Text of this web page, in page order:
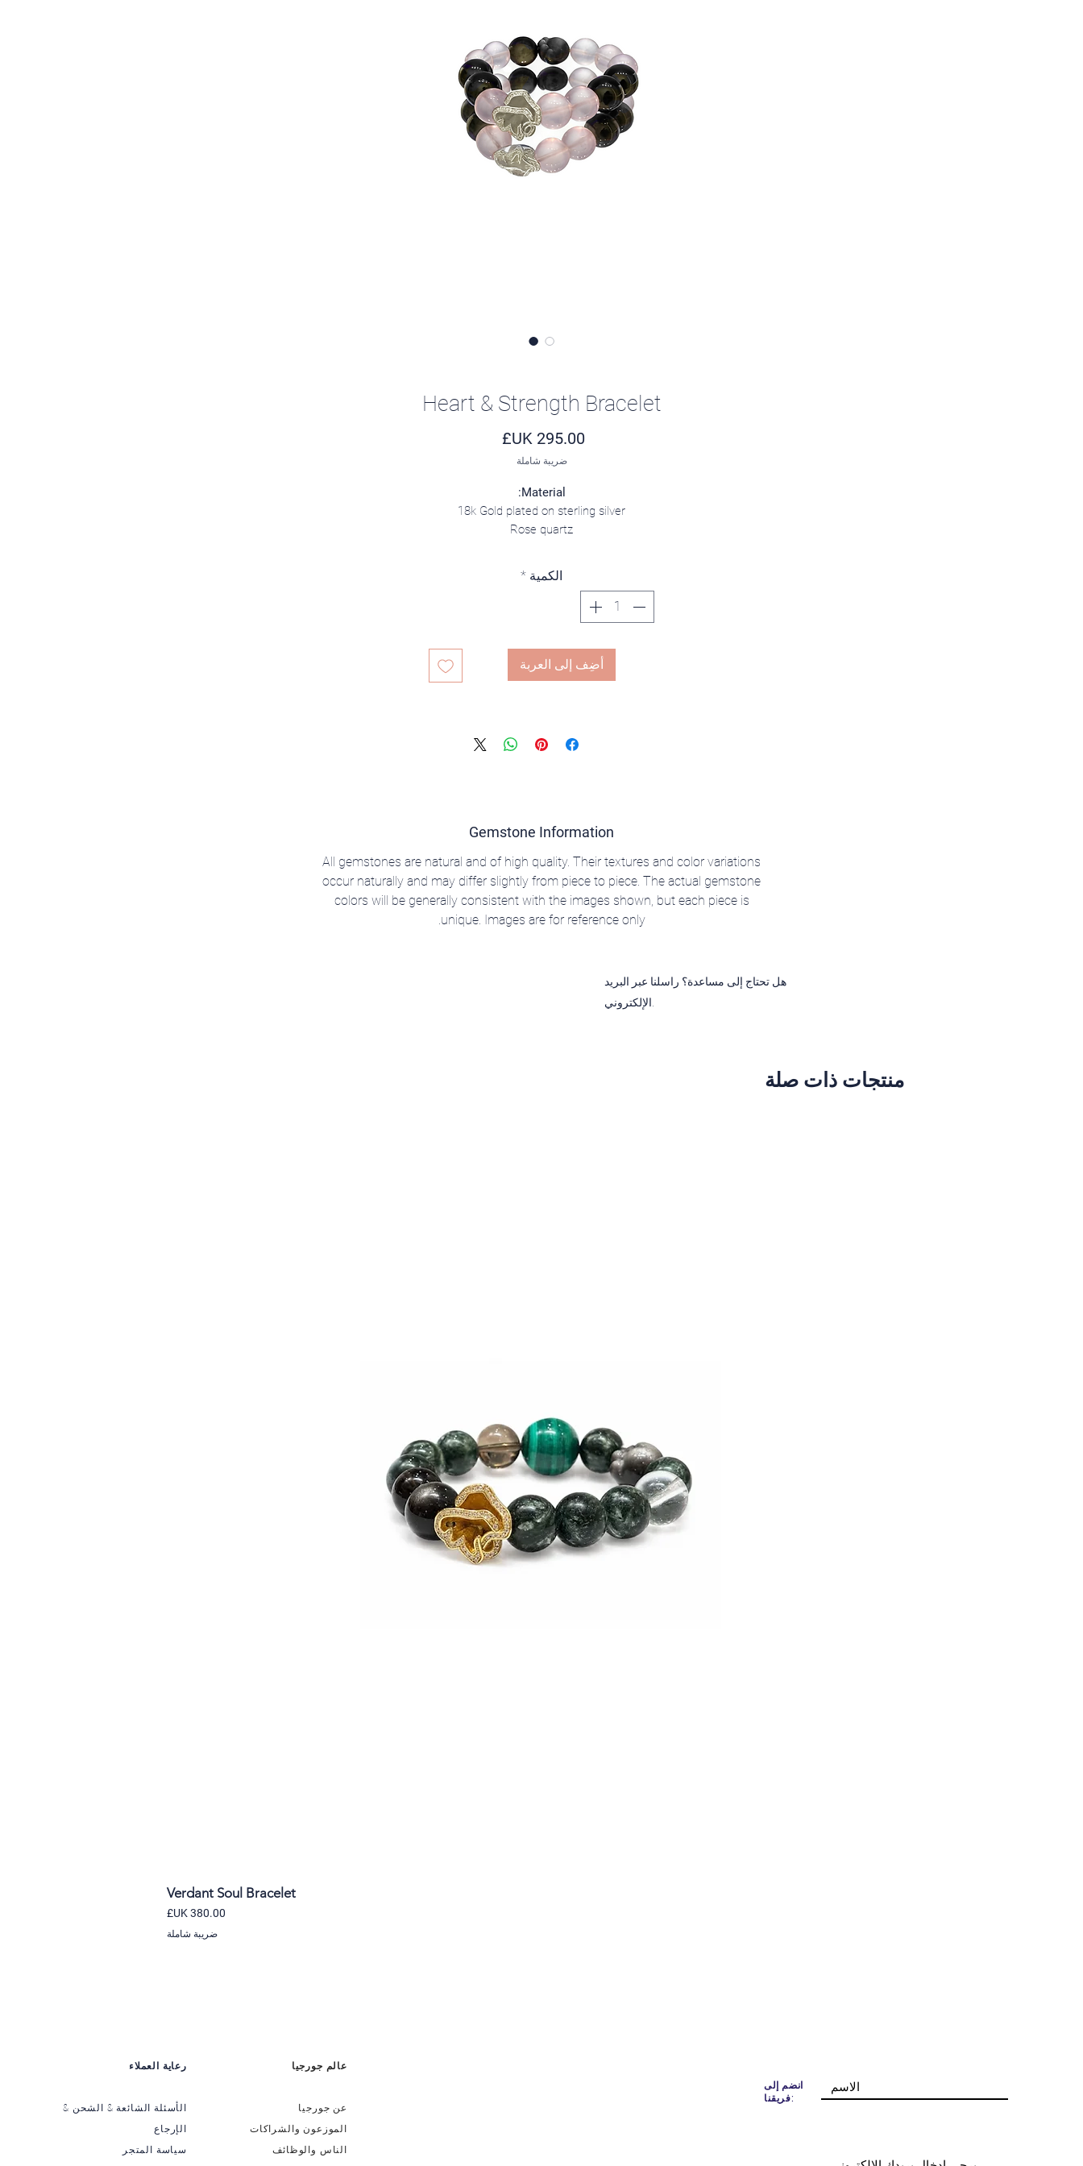
Heart & Strength Bracelet
السعر
ضريبة شاملة
Material:
18k Gold plated on sterling silver
Rose quartz
الكمية *
أضِف إلى العربة
Gemstone Information
All gemstones are natural and of high quality. Their textures and color variations
occur naturally and may differ slightly from piece to piece. The actual gemstone
colors will be generally consistent with the images shown, but each piece is
unique. Images are for reference only.
هل تحتاج إلى مساعدة؟ راسلنا عبر البريد
منتجات ذات صلة
Verdant Soul Bracelet
السعر
ضريبة شاملة
رعاية العملاء
الأسئلة الشائعة & الشحن &
الإرجاع
سياسة المتجر
عالم جورجيا
عن جورجيا
الموزعون والشراكات
الناس والوظائف
انضم إلى
فريقنا: